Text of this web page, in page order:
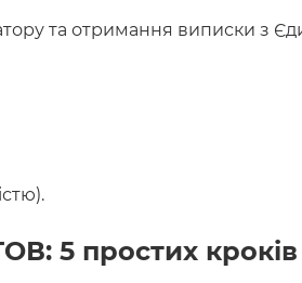
та отримання виписки з
5 простих кроків